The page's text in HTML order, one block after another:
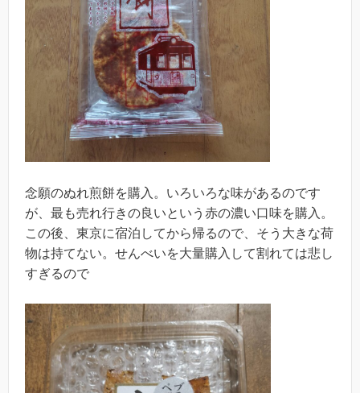
念願のぬれ煎餅を購入。いろいろな味があるのです
が、最も売れ行きの良いという赤の濃い口味を購入。
この後、東京に宿泊してから帰るので、そう大きな荷
物は持てない。せんべいを大量購入して割れては悲し
すぎるので